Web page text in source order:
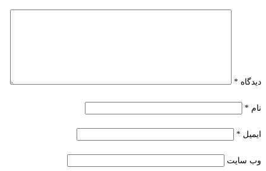
دیدگاه *
نام *
ایمیل *
وب‌ سایت